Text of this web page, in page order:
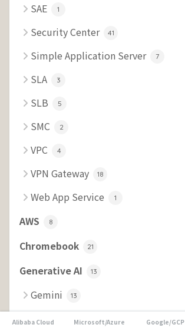
SAE 1
Security Center 41
Simple Application Server 7
SLA 3
SLB 5
SMC 2
VPC 4
VPN Gateway 18
Web App Service 1
AWS 8
Chromebook 21
Generative AI 13
Gemini 13
Google/GCP 16
Alibaba Cloud Microsoft/Azure Google/GCP